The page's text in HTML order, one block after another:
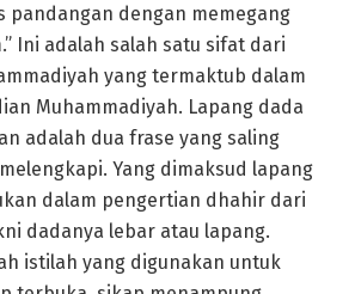
pandangan dengan memegang
Ini adalah salah satu sifat dari
yang termaktub dalam
Muhammadiyah. Lapang dada
adalah dua frase yang saling
Yang dimaksud lapang
dalam pengertian dhahir dari
dadanya lebar atau lapang.
istilah yang digunakan untuk